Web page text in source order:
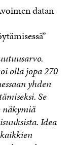
datan
olla jopa 270
yhden
Se
Idea